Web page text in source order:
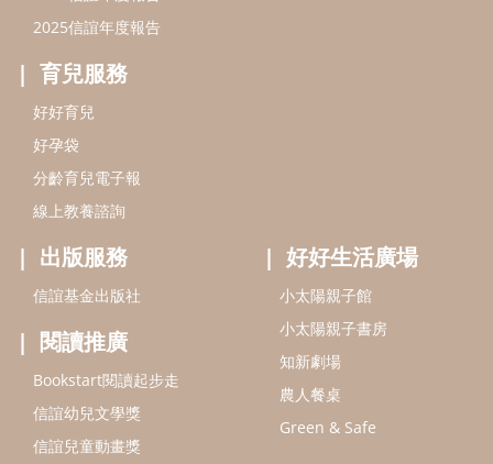
信誼基金出版社
閱讀推廣
Bookstart閱讀起步走
信誼幼兒文學獎
信誼兒童動畫獎
小袋鼠說故事劇團
service@hsin-yi.org.tw
信誼好好育兒
小太陽親子書房
(02)2396-5305轉2345 (週一～週五 9:00～18:00)
認識信誼 合作洽談 智慧財產權聲明
本網站建議使用IE9(含以上)或 Google Chrome 版本瀏覽器
信誼基金會/上誼文化實業股份有限公司 版權所有 ©